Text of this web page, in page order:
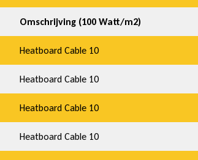
Omschrijving (100 Watt/m2)
Heatboard Cable 10
Heatboard Cable 10
Heatboard Cable 10
Heatboard Cable 10